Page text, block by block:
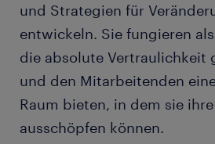
und Strategien für
entwickeln. Sie fungieren
die absolute Vertraulichkeit
und den Mitarbeitenden
Raum bieten, in dem sie
ausschöpfen können.